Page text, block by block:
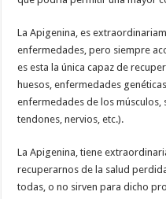
La Apigenina, es
enfermedades, pero siempre
es esta la única capaz de
huesos, enfermedades
enfermedades de los músculos,
tendones, nervios, etc.).
La Apigenina, tiene
recuperarnos de la salud
todas, o no sirven para dicho